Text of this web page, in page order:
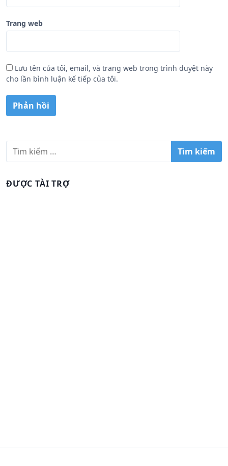
Trang web
Lưu tên của tôi, email, và trang web trong trình duyệt này
cho lần bình luận kế tiếp của tôi.
iĐƯỢC TÀI TRỢ